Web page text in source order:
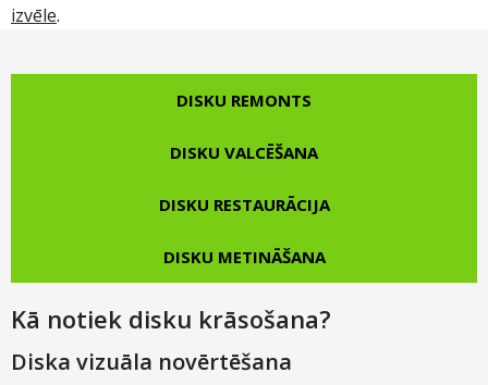
Riepas uz nomaksu
izvēle.
DISKU REMONTS
DISKU VALCĒŠANA
DISKU RESTAURĀCIJA
DISKU METINĀŠANA
Kā notiek disku krāsošana?
Diska vizuāla novērtēšana